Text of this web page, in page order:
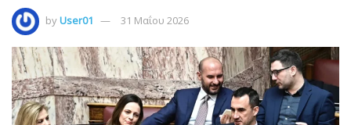
byUser01 31 Μαΐου 2026